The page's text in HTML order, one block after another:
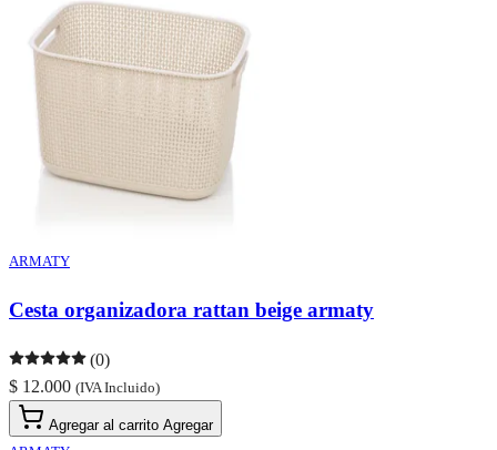
ARMATY
Cesta organizadora rattan beige armaty
(0)
$ 12.000 (IVA Incluido)
Agregar al carrito Agregar